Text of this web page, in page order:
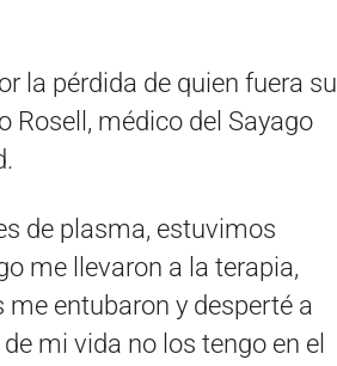
la pérdida de quien fuera su
Rosell, médico del Sayago
de plasma, estuvimos
me llevaron a la terapia,
entubaron y desperté a
mi vida no los tengo en el